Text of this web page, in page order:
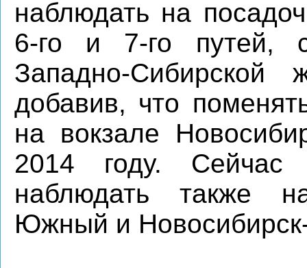
наблюдать на
6-го и 7-го путей,
Западно-
добавив, что
на вокзале
2014 году. Сейчас
наблюдать также
Южный и